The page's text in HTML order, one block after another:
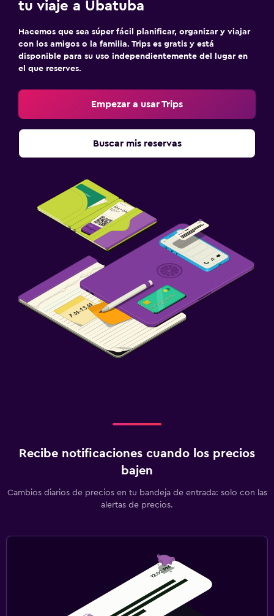
tu viaje a Ubatuba
Hacemos que sea súper fácil planificar, organizar y viajar
con los amigos o la familia. Trips es gratis y está
disponible para su uso independientemente del lugar en
el que reserves.
Empezar a usar Trips
Buscar mis reservas
Recibe notificaciones cuando los precios
bajen
Cambios diarios de precios en tu bandeja de entrada: solo con las
alertas de precios.